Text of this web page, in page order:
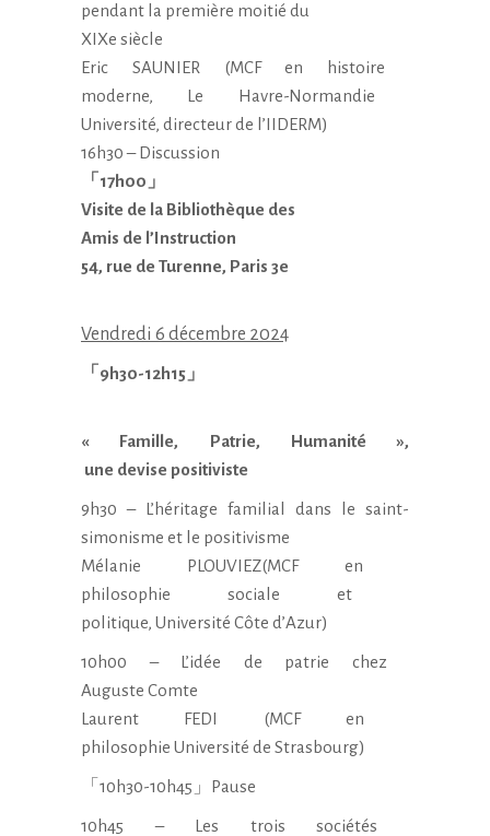
pendant la première moitié du
XIXe siècle
Eric SAUNIER (MCF en histoire
moderne, Le Havre-Normandie
Université, directeur de l’IIDERM)
16h30 – Discussion
「17h00」
Visite de la Bibliothèque des
Amis de l’Instruction
54, rue de Turenne, Paris 3e
Vendredi 6 décembre 2024
「9h30-12h15」
« Famille, Patrie, Humanité »,
une devise positiviste
9h30 – L’héritage familial dans le saint-
simonisme et le positivisme
Mélanie PLOUVIEZ(MCF en
philosophie sociale et
politique, Université Côte d’Azur)
10h00 – L’idée de patrie chez
Auguste Comte
Laurent FEDI (MCF en
philosophie Université de Strasbourg)
「10h30-10h45」Pause
10h45 – Les trois sociétés